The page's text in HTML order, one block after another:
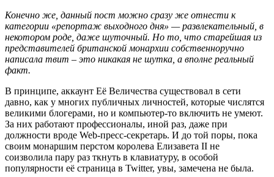
Конечно же, данный пост можно сразу же отнести к
категории «репортаж выходного дня» — развлекательный, в
некотором роде, даже шуточный. Но то, что старейшая из
представителей британской монархии собственноручно
написала твит – это никакая не шутка, а вполне реальный
факт.
В принципе, аккаунт Её Величества существовал в сети
давно, как у многих публичных личностей, которые числятся
великими блогерами, но и компьютер-то включить не умеют.
За них работают профессионалы, иной раз, даже при
должности вроде Web-пресс-секретарь. И до той поры, пока
своим монаршим перстом королева Елизавета II не
соизволила пару раз ткнуть в клавиатуру, в особой
популярности её страница в Twitter, увы, замечена не была.